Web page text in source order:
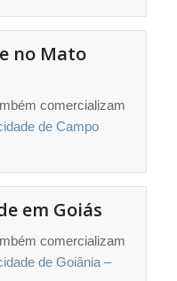
no Mato
comercializam
de Campo
em Goiás
comercializam
de Goiânia –